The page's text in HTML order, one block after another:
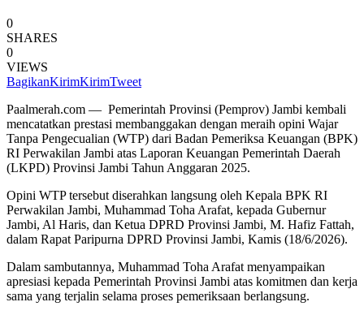
0
SHARES
0
VIEWS
BagikanKirimKirimTweet
Paalmerah.com — Pemerintah Provinsi (Pemprov) Jambi kembali
mencatatkan prestasi membanggakan dengan meraih opini Wajar
Tanpa Pengecualian (WTP) dari Badan Pemeriksa Keuangan (BPK)
RI Perwakilan Jambi atas Laporan Keuangan Pemerintah Daerah
(LKPD) Provinsi Jambi Tahun Anggaran 2025.
Opini WTP tersebut diserahkan langsung oleh Kepala BPK RI
Perwakilan Jambi, Muhammad Toha Arafat, kepada Gubernur
Jambi, Al Haris, dan Ketua DPRD Provinsi Jambi, M. Hafiz Fattah,
dalam Rapat Paripurna DPRD Provinsi Jambi, Kamis (18/6/2026).
Dalam sambutannya, Muhammad Toha Arafat menyampaikan
apresiasi kepada Pemerintah Provinsi Jambi atas komitmen dan kerja
sama yang terjalin selama proses pemeriksaan berlangsung.